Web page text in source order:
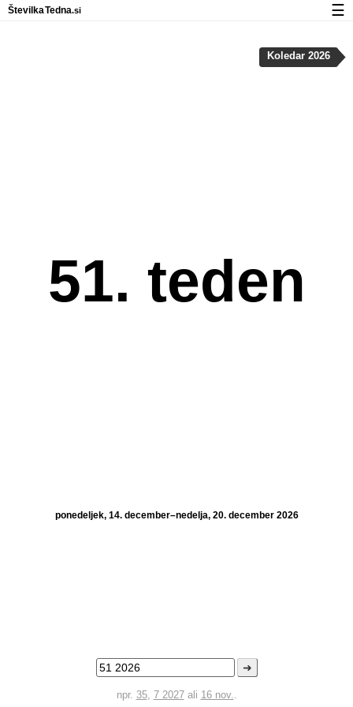
51. teden
ponedeljek, 14. december–nedelja, 20. december 2026
➜
npr. 35, 7 2027ali 16 nov..
Koledar 2026
ŠtevilkaTedna.si ☰